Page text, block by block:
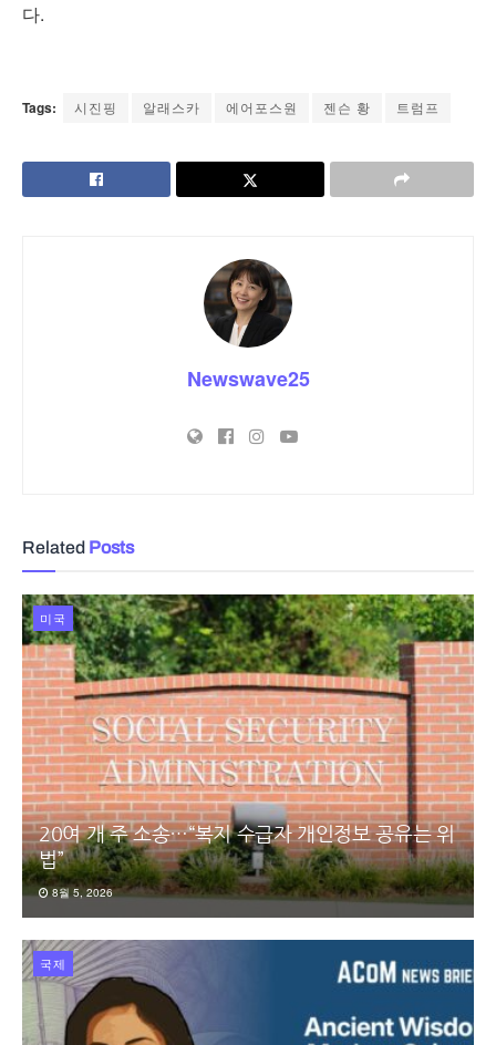
다.
Tags: 시진핑 알래스카 에어포스원 젠슨 황 트럼프
Newswave25
Related Posts
미국
20여 개 주 소송…“복지 수급자 개인정보 공유는 위
법”
8월 5, 2026
국제